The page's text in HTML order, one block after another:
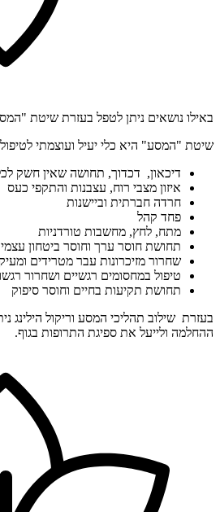
באילו נושאים ניתן לטפל בעזרת שיטת
שיטת "המסע" היא כלי יעיל ועוצמתי לטיפול
דיכאון, דכדוך, תחושה שאין חשק
איזון מצבי רוח, עצבנות והתקפי כעס
חרדה חברתית וביישנות
פחד קהל
מתח, לחץ, מחשבות טורדניות
תחושת חוסר ערך וחוסר ביטחון עצמי
שחרור מזיכרונות עבר מטרידים
טיפול במחסומים רגשיים ושחרור
תחושת תקיעות בחיים וחוסר סיפוק
בעזרת שילוב תהליכי המסע וריקול הילינג
ההחלמה ולייעל את ספיגת התרופות בגוף.